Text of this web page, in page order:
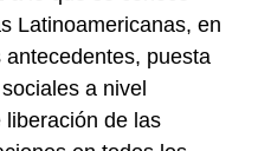
Latinoamericanas, en
puesta
a nivel
liberación de las